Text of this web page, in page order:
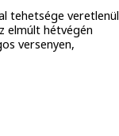
tehetsége veretlenül
elmúlt hétvégén
versenyen,